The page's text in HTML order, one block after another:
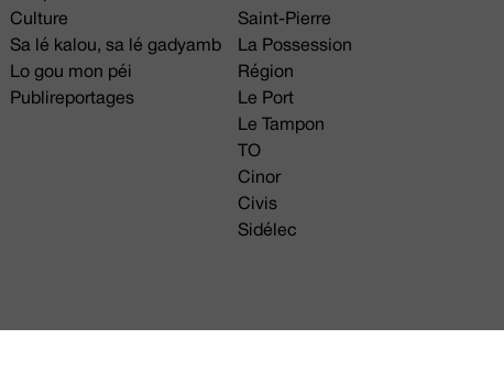
Culture
Sa lé kalou, sa lé gadyamb
Lo gou mon péi
Publireportages
Saint-Pierre
La Possession
Région
Le Port
Le Tampon
TO
Cinor
Civis
Sidélec